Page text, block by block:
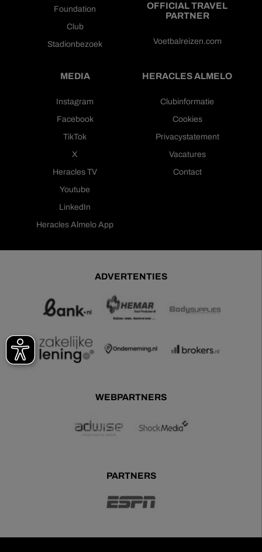
Foundation
Club
Stadionbezoek
OFFICIAL TRAVEL
PARTNER
Voetbalreizen.com
MEDIA
Instagram
Facebook
TikTok
X
Heracles TV
Youtube
LinkedIn
Heracles Almelo App
HERACLES ALMELO
Clubinformatie
Cookies
Privacystatement
Vacatures
Contact
ADVERTENTIES
WEBPARTNERS
PARTNERS